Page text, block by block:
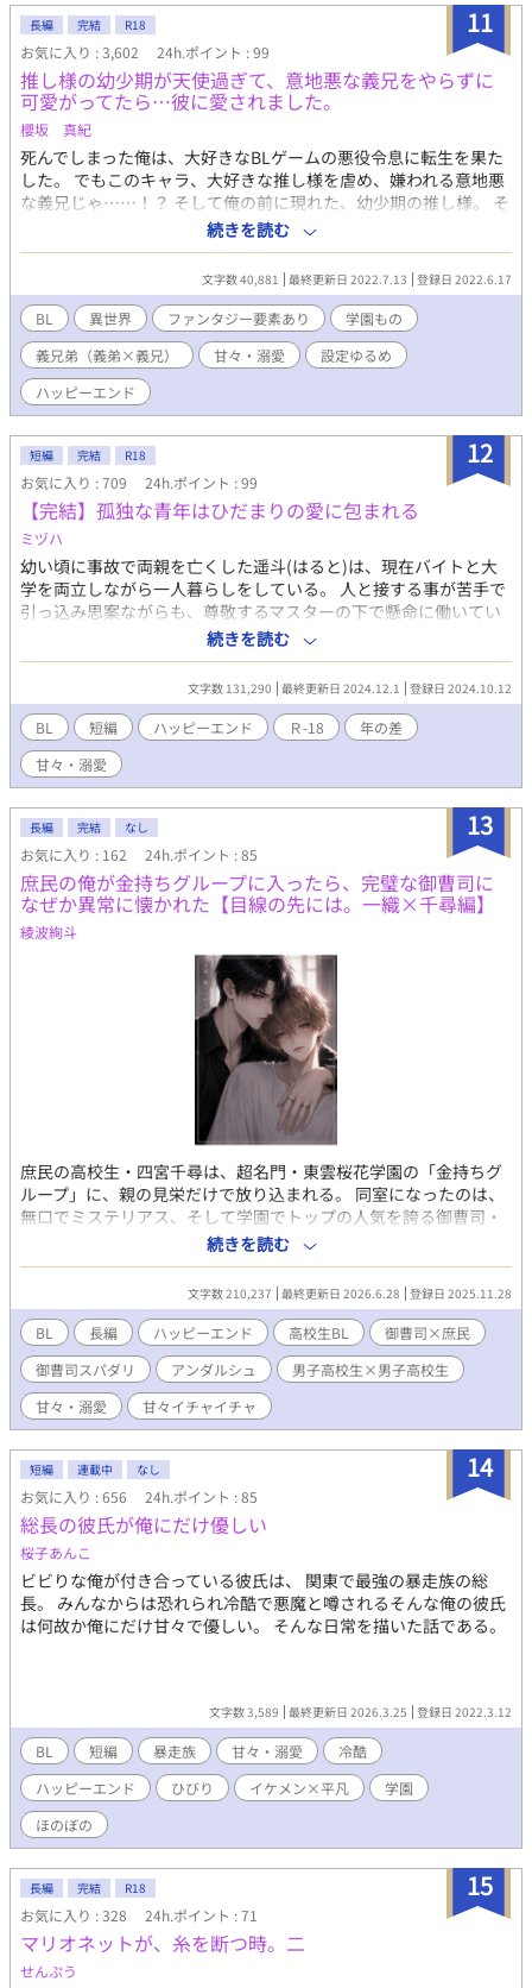
11
長編 完結 R18
お気に入り : 3,602 24h.ポイント : 99
推し様の幼少期が天使過ぎて、意地悪な義兄をやらずに
可愛がってたら…彼に愛されました。
櫻坂 真紀
死んでしまった俺は、大好きなBLゲームの悪役令息に転生を果た
した。 でもこのキャラ、大好きな推し様を虐め、嫌われる意地悪
な義兄じゃ……！？ そして俺の前に現れた、幼少期の推し様。 そ
の子が余りに可愛くて、天使過ぎて……俺、とても意地悪なんか
出来ない！ なので、全力で可愛がる事にします！ すると、推し
様……弟も、俺を大好きになってくれて──？ 【全28話で完結し
ました。R18のお話には※が付けてあります。】
続きを読む
文字数 40,881 最終更新日 2022.7.13 登録日 2022.6.17
BL 異世界 ファンタジー要素あり
学園もの
義兄弟（義弟×義兄）
甘々・溺愛
設定ゆるめ
ハッピーエンド
12
短編 完結 R18
お気に入り : 709 24h.ポイント : 99
【完結】孤独な青年はひだまりの愛に包まれる
ミヅハ
幼い頃に事故で両親を亡くした遥斗(はると)は、現在バイトと大
学を両立しながら一人暮らしをしている。 人と接する事が苦手で
引っ込み思案ながらも、尊敬するマスターの下で懸命に働いてい
たある日、二ヶ月前から店に来るようになったイケメンのお兄さ
んから告白された。 戸惑っている間に気付けば恋人になってい
て、その日から彼－鷹臣(たかおみ)に甘く愛されるようになり
━。 イケメンスパダリ社長(攻)×天涯孤独の純朴青年(受) ※印は
性的描写あり
続きを読む
文字数 131,290 最終更新日 2024.12.1 登録日 2024.10.12
BL 短編 ハッピーエンド Ｒ-18
年の差
甘々・溺愛
13
長編 完結 なし
お気に入り : 162 24h.ポイント : 85
庶民の俺が金持ちグループに入ったら、完璧な御曹司に
なぜか異常に懐かれた【目線の先には。一織×千尋編】
綾波絢斗
庶民の高校生・四宮千尋は、超名門・東雲桜花学園の「金持ちグ
ループ」に、親の見栄だけで放り込まれる。 同室になったのは、
無口でミステリアス、そして学園でトップの人気を誇る御曹司・
佐久間一織。 住む世界が違うはずの彼は――なぜか千尋にだけ距
離が近かった。 「お腹すいた」と当たり前のように頼り、隣に座
り、当然のように同じ時間を過ごそうとする。 完璧な御曹司が、
なぜか千尋にだけ見せる、無防備な素顔と甘え。 さらに一織は、
企業のレセプションパーティーで壇上に立つ、佐久間グループの
御曹司そのものの姿も持っていた。 庶民と御曹司。 同じ部屋で過
ごすうちに、特別ではなかったはずの距離が、少しずつ――確実
に変わっていく。 目線の先には。シリーズ第3弾。 ▽高瀬陸（た
かせりく）×一ノ瀬湊（いちのせみなと） 【完結】目線の先に
じ）×高宮斗真（たかみやとうま） 【完結】R１８｜スピンオ
フ：目線の先には。僕の好きな人は誰を見ている？
続きを読む
文字数 210,237 最終更新日 2026.6.28 登録日 2025.11.28
BL 長編 ハッピーエンド 高校生BL
御曹司×庶民
御曹司スパダリ
アンダルシュ
男子高校生×男子高校生
甘々・溺愛
甘々イチャイチャ
14
短編 連載中 なし
お気に入り : 656 24h.ポイント : 85
総長の彼氏が俺にだけ優しい
桜子あんこ
ビビりな俺が付き合っている彼氏は、 関東で最強の暴走族の総
長。 みんなからは恐れられ冷酷で悪魔と噂されるそんな俺の彼氏
は何故か俺にだけ甘々で優しい。 そんな日常を描いた話である。
文字数 3,589 最終更新日 2026.3.25 登録日 2022.3.12
BL 短編 暴走族 甘々・溺愛
冷酷
ハッピーエンド
ひびり イケメン×平凡
学園
ほのぼの
15
長編 完結 R18
お気に入り : 328 24h.ポイント : 71
マリオネットが、糸を断つ時。二
せんぷう